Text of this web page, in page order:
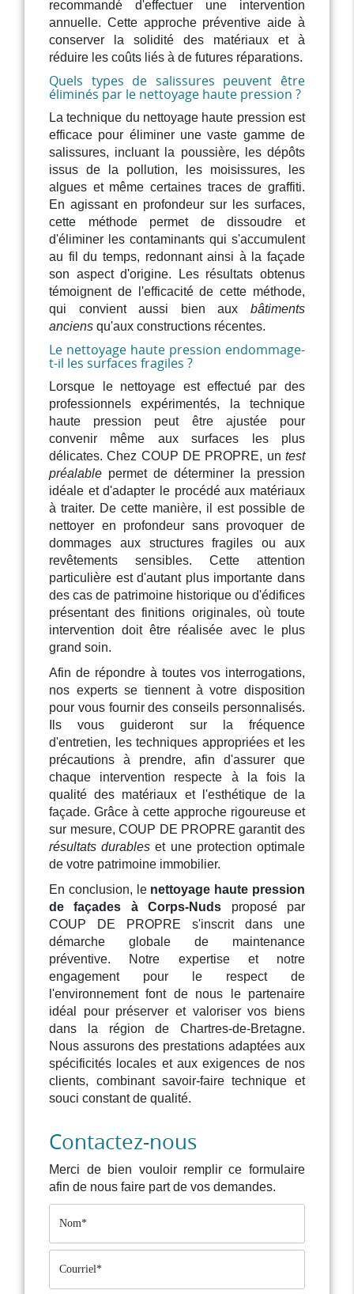
recommandé d'effectuer une intervention
annuelle. Cette approche préventive aide à
conserver la solidité des matériaux et à
réduire les coûts liés à de futures réparations.
Quels types de salissures peuvent être
éliminés par le nettoyage haute pression ?
La technique du nettoyage haute pression est
efficace pour éliminer une vaste gamme de
salissures, incluant la poussière, les dépôts
issus de la pollution, les moisissures, les
algues et même certaines traces de graffiti.
En agissant en profondeur sur les surfaces,
cette méthode permet de dissoudre et
d'éliminer les contaminants qui s'accumulent
au fil du temps, redonnant ainsi à la façade
son aspect d'origine. Les résultats obtenus
témoignent de l'efficacité de cette méthode,
qui convient aussi bien aux bâtiments
anciens qu'aux constructions récentes.
Le nettoyage haute pression endommage-
t-il les surfaces fragiles ?
Lorsque le nettoyage est effectué par des
professionnels expérimentés, la technique
haute pression peut être ajustée pour
convenir même aux surfaces les plus
délicates. Chez COUP DE PROPRE, un test
préalable permet de déterminer la pression
idéale et d'adapter le procédé aux matériaux
à traiter. De cette manière, il est possible de
nettoyer en profondeur sans provoquer de
dommages aux structures fragiles ou aux
revêtements sensibles. Cette attention
particulière est d'autant plus importante dans
des cas de patrimoine historique ou d'édifices
présentant des finitions originales, où toute
intervention doit être réalisée avec le plus
grand soin.
Afin de répondre à toutes vos interrogations,
nos experts se tiennent à votre disposition
pour vous fournir des conseils personnalisés.
Ils vous guideront sur la fréquence
d'entretien, les techniques appropriées et les
précautions à prendre, afin d'assurer que
chaque intervention respecte à la fois la
qualité des matériaux et l'esthétique de la
façade. Grâce à cette approche rigoureuse et
sur mesure, COUP DE PROPRE garantit des
résultats durables et une protection optimale
de votre patrimoine immobilier.
En conclusion, le nettoyage haute pression
de façades à Corps-Nuds proposé par
COUP DE PROPRE s'inscrit dans une
démarche globale de maintenance
préventive. Notre expertise et notre
engagement pour le respect de
l'environnement font de nous le partenaire
idéal pour préserver et valoriser vos biens
dans la région de Chartres-de-Bretagne.
Nous assurons des prestations adaptées aux
spécificités locales et aux exigences de nos
clients, combinant savoir-faire technique et
souci constant de qualité.
Contactez-nous
Merci de bien vouloir remplir ce formulaire
afin de nous faire part de vos demandes.